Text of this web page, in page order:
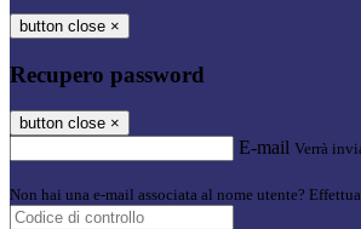
button close ×
Recupero password
button close ×
E-mail Verrà
Non hai una e-mail associata al nome utente?